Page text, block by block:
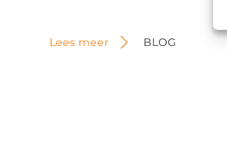
Lees meer BLOG